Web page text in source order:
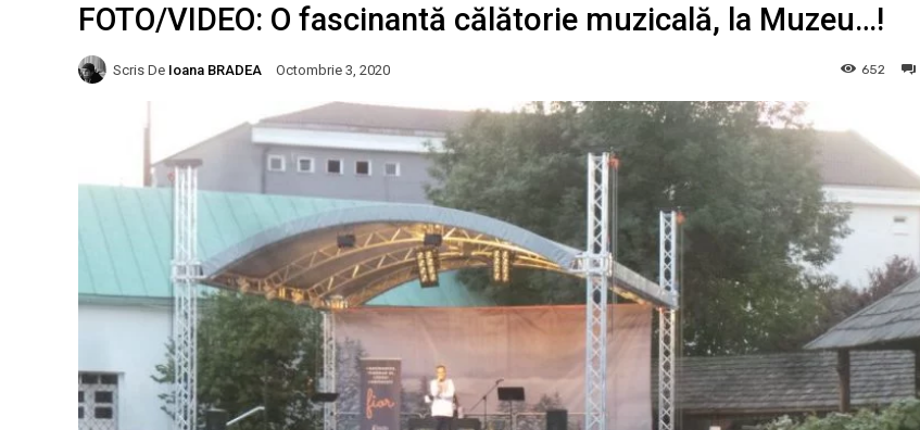
FOTO/VIDEO: O fascinantă călătorie muzicală, la Muzeu…!
Scris De Ioana BRADEA Octombrie 3, 2020 652